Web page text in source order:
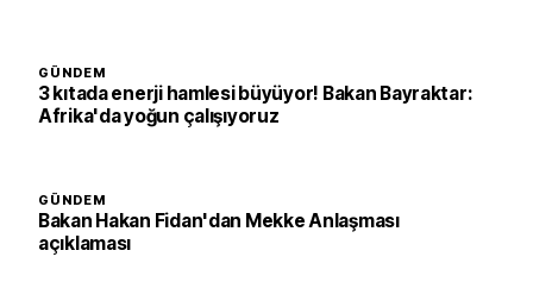
GÜNDEM
3 kıtada enerji hamlesi büyüyor! Bakan Bayraktar:
Afrika'da yoğun çalışıyoruz
GÜNDEM
Bakan Hakan Fidan'dan Mekke Anlaşması
açıklaması